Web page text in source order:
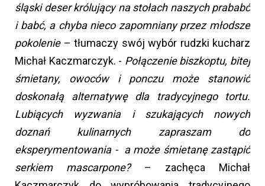
śląski deser królujący na stołach naszych prababć
i babć, a chyba nieco zapomniany przez młodsze
pokolenie– tłumaczy swój wybór rudzki kucharz
Michał Kaczmarczyk. - Połączenie biszkoptu, bitej
śmietany, owoców i ponczu może stanowić
doskonałą alternatywę dla tradycyjnego tortu.
Lubiących wyzwania i szukających nowych
doznań kulinarnych zapraszam do
eksperymentowania - a może śmietanę zastąpić
serkiem mascarpone?– zachęca Michał